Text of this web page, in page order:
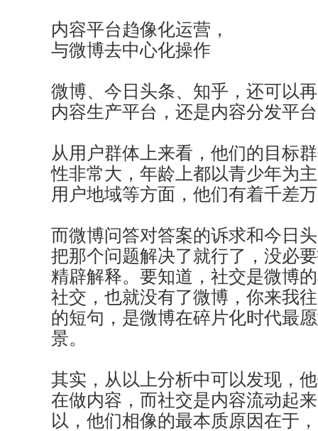
内容平台趋像化运营，
与微博去中心化操作
微博、今日头条、知乎，还可以
内容生产平台，还是内容分发平
从用户群体上来看，他们的目标
性非常大，年龄上都以青少年为
用户地域等方面，他们有着千差
而微博问答对答案的诉求和今日
把那个问题解决了就行了，没必
精辟解释。要知道，社交是微博
社交，也就没有了微博，你来我
的短句，是微博在碎片化时代最
景。
其实，从以上分析中可以发现，
在做内容，而社交是内容流动起
以，他们相像的最本质原因在于